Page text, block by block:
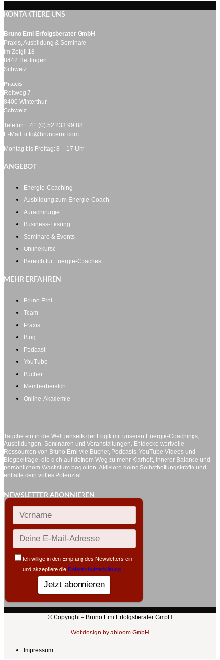
KONTAKTIERE UNS
Bruno Erni Erfolgsberater GmbH
Praxis, Ausbildung & Seminare
Im Zelgli 18
8442 Hettlingen
Schweiz
Praxis
Reitweg 7
8400 Winterthur
Schweiz
Telefon: +41 (0) 52 233 99 88
E-Mail: info@brunoerni.com
Montag bis Freitag: 8 – 17 Uhr
ANGEBOT
Energie-Coaching
Ausbildung zum Energie-Coach
Aurachirurgie
Business-Lesung
Seminare & Events
Onlinekurse
Bereich für Energie-Coaches
MEHR ERFAHREN
Bruno Erni
Team
Praxis
Blog
Podcast
YouTube
Bücher
Memberbereich
Online-Akademie
Tauche ein in die Welt jenseits der Logik mit unseren Energie-Coachings,
Ausbildungen, Seminaren und Veranstaltungen. Entdecke wertvolle
Ressourcen von Bruno Erni wie Bücher, Podcasts, YouTube-Videos und
Blogbeiträge, die dich auf deinem Weg zu mehr Klarheit, innerer Balance und
persönlichem Wachstum begleiten. Aktiviere deine Selbstheilungskräfte und
entfalte dein volles Potenzial.
NEWSLETTER ABONNIEREN
© Copyright – Bruno Erni Erfolgsberater GmbH
Webdesign by abloom GmbH
Impressum